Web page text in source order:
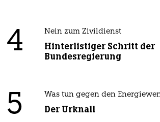
4 Nein zum Zivildienst
Hinterlistiger Schritt der
Bundesregierung
5 Was tun gegen den
Der Urknall